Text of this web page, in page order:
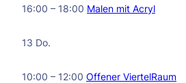
16:00 – 18:00 Malen mit Acryl
13 Do.
10:00 – 12:00 Offener ViertelRaum